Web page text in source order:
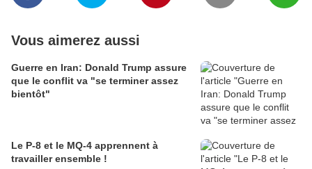
Vous aimerez aussi
Guerre en Iran: Donald Trump assure
que le conflit va "se terminer assez
bientôt"
Le P-8 et le MQ-4 apprennent à
travailler ensemble !